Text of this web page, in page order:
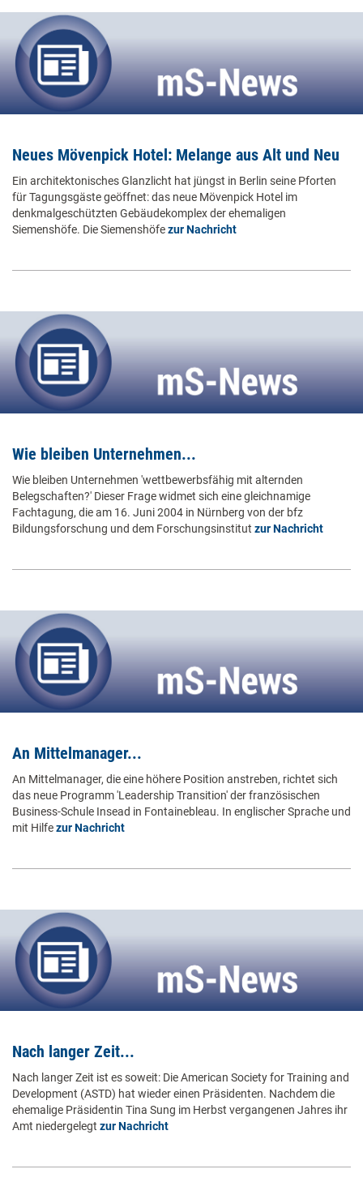
Neues Mövenpick Hotel: Melange aus Alt und Neu
Ein architektonisches Glanzlicht hat jüngst in Berlin seine Pforten
für Tagungsgäste geöffnet: das neue Mövenpick Hotel im
denkmalgeschützten Gebäudekomplex der ehemaligen
Siemenshöfe. Die Siemenshöfezur Nachricht
Wie bleiben Unternehmen...
Wie bleiben Unternehmen 'wettbewerbsfähig mit alternden
Belegschaften?' Dieser Frage widmet sich eine gleichnamige
Fachtagung, die am 16. Juni 2004 in Nürnberg von der bfz
Bildungsforschung und dem Forschungsinstitut zur Nachricht
An Mittelmanager...
An Mittelmanager, die eine höhere Position anstreben, richtet sich
das neue Programm 'Leadership Transition' der französischen
Business-Schule Insead in Fontainebleau. In englischer Sprache und
mit Hilfezur Nachricht
Nach langer Zeit...
Nach langer Zeit ist es soweit: Die American Society for Training and
Development (ASTD) hat wieder einen Präsidenten. Nachdem die
ehemalige Präsidentin Tina Sung im Herbst vergangenen Jahres ihr
Amt niedergelegt zur Nachricht